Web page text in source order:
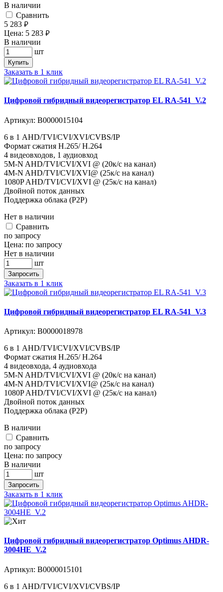
В наличии
Cравнить
5 283 руб.
Цена: 5 283 руб.
В наличии
шт
Купить
Заказать в 1 клик
Цифровой гибридный видеорегистратор EL RA-541_V.2
Артикул: В0000015104
6 в 1 AHD/TVI/CVI/XVI/CVBS/IP
Формат сжатия H.265/ H.264
4 видеовходов, 1 аудиовход
5M-N AHD/TVI/CVI/XVI @ (20к/с на канал)
4M-N AHD/TVI/CVI/XVI@ (25к/с на канал)
1080P AHD/TVI/CVI/XVI @ (25к/с на канал)
Двойной поток данных
Поддержка облака (P2P)
Нет в наличии
Cравнить
по запросу
Цена: по запросу
Нет в наличии
шт
Запросить
Заказать в 1 клик
Цифровой гибридный видеорегистратор EL RA-541_V.3
Артикул: В0000018978
6 в 1 AHD/TVI/CVI/XVI/CVBS/IP
Формат сжатия H.265/ H.264
4 видеовхода, 4 аудиовхода
5M-N AHD/TVI/CVI/XVI @ (20к/с на канал)
4M-N AHD/TVI/CVI/XVI@ (25к/с на канал)
1080P AHD/TVI/CVI/XVI @ (25к/с на канал)
Двойной поток данных
Поддержка облака (P2P)
В наличии
Cравнить
по запросу
Цена: по запросу
В наличии
шт
Запросить
Заказать в 1 клик
Цифровой гибридный видеорегистратор Optimus AHDR-
3004HE_V.2
Артикул: В0000015101
6 в 1 AHD/TVI/CVI/XVI/CVBS/IP